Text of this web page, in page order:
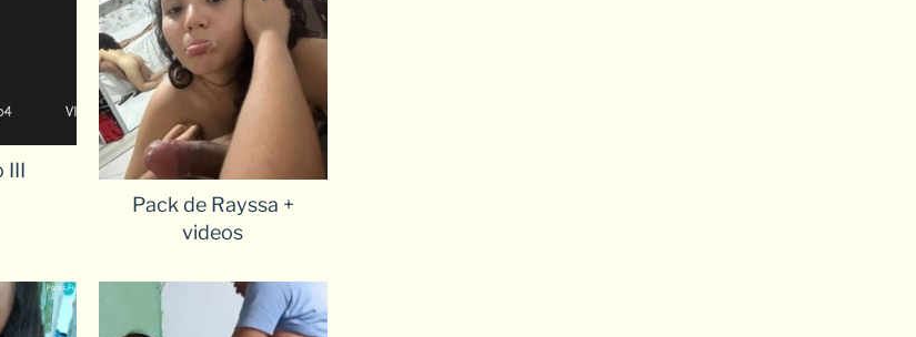
III
Pack de Rayssa +
videos